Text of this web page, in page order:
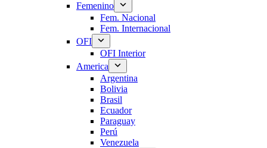
Femenino
Fem. Nacional
Fem. Internacional
OFI
OFI Interior
America
Argentina
Bolivia
Brasil
Ecuador
Paraguay
Perú
Venezuela